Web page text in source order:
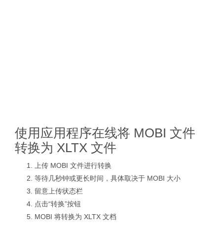
使用应用程序在线将 MOBI 文件
转换为 XLTX 文件
上传 MOBI 文件进行转换
等待几秒钟或更长时间，具体取决于 MOBI 大小
留意上传状态栏
点击“转换”按钮
MOBI 将转换为 XLTX 文档